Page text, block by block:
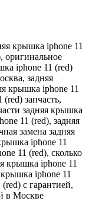
крышка iphone 11
оригинальное
iphone 11 (red)
задняя
крышка iphone 11
запчасть,
задняя крышка
11 (red), задняя
замена задняя
iphone 11
11 (red), сколько
крышка iphone 11
iphone 11
с гарантией,
в Москве